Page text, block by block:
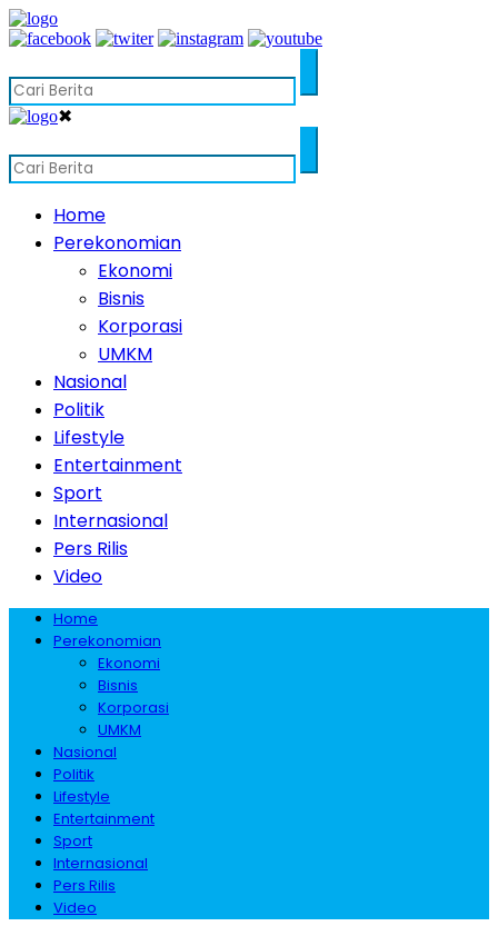
✖
Home
Perekonomian
Ekonomi
Bisnis
Korporasi
UMKM
Nasional
Politik
Lifestyle
Entertainment
Sport
Internasional
Pers Rilis
Video
Home
Perekonomian
Ekonomi
Bisnis
Korporasi
UMKM
Nasional
Politik
Lifestyle
Entertainment
Sport
Internasional
Pers Rilis
Video